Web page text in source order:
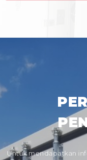
Untuk mendapatkan